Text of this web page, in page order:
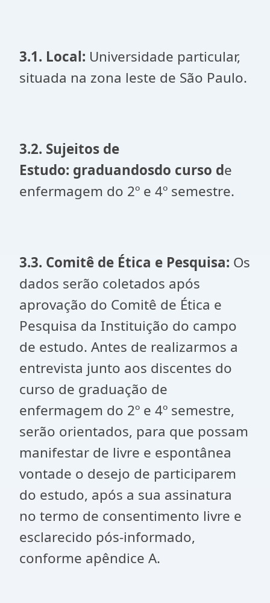
3.1. Local: Universidade particular,
situada na zona leste de São Paulo.
3.2. Sujeitos de
Estudo: graduandosdo curso de
enfermagem do 2º e 4º semestre.
3.3. Comitê de Ética e Pesquisa: Os
dados serão coletados após
aprovação do Comitê de Ética e
Pesquisa da Instituição do campo
de estudo. Antes de realizarmos a
entrevista junto aos discentes do
curso de graduação de
enfermagem do 2º e 4º semestre,
serão orientados, para que possam
manifestar de livre e espontânea
vontade o desejo de participarem
do estudo, após a sua assinatura
no termo de consentimento livre e
esclarecido pós-informado,
conforme apêndice A.